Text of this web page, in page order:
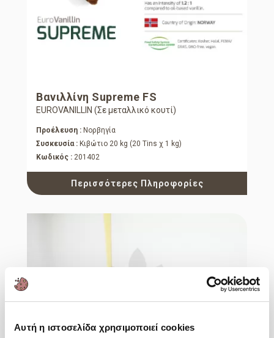
Αυτή η ιστοσελίδα χρησιμοποιεί cookies
Βανιλλίνη Supreme FS
EUROVANILLIN (Σε μεταλλικό κουτί)
Προέλευση : Νορβηγία
Συσκευσία : Κιβώτιο 20 kg (20 Tins χ 1 kg)
Κωδικός : 201402
Περισσότερες Πληροφορίες